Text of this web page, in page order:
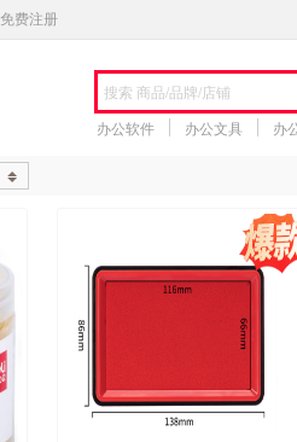
免费注册
办公软件 办公文具 办